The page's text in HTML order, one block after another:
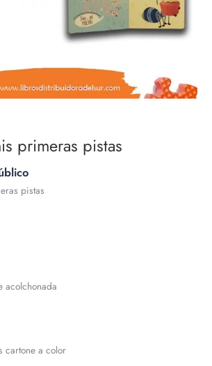
primeras pistas
pistas
acolchonada
cartone a color